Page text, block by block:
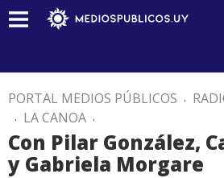
PORTAL MEDIOS PÚBLICOS .
. LA CANOA .
Con Pilar González,
y Gabriela Morgare